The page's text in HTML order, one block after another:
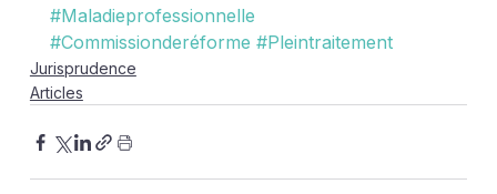
#Maladieprofessionnelle
#Commissionderéforme #Pleintraitement
Jurisprudence
Articles